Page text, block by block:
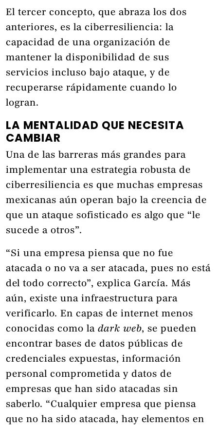
El tercer concepto, que abraza los dos
anteriores, es la ciberresiliencia: la
capacidad de una organización de
mantener la disponibilidad de sus
servicios incluso bajo ataque, y de
recuperarse rápidamente cuando lo
logran.
LA MENTALIDAD QUE NECESITA
CAMBIAR
Una de las barreras más grandes para
implementar una estrategia robusta de
ciberresiliencia es que muchas empresas
mexicanas aún operan bajo la creencia de
que un ataque sofisticado es algo que “le
sucede a otros”.
“Si una empresa piensa que no fue
atacada o no va a ser atacada, pues no está
del todo correcto”, explica García. Más
aún, existe una infraestructura para
verificarlo. En capas de internet menos
conocidas como la dark web, se pueden
encontrar bases de datos públicas de
credenciales expuestas, información
personal comprometida y datos de
empresas que han sido atacadas sin
saberlo. “Cualquier empresa que piensa
que no ha sido atacada, hay elementos en